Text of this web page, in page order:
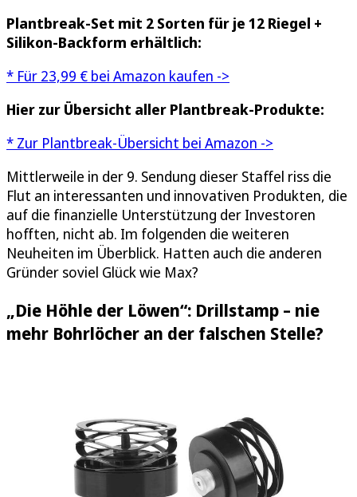
Plantbreak-Set mit 2 Sorten für je 12 Riegel +
Silikon-Backform erhältlich:
* Für 23,99 € bei Amazon kaufen ->
Hier zur Übersicht aller Plantbreak-Produkte:
* Zur Plantbreak-Übersicht bei Amazon ->
Mittlerweile in der 9. Sendung dieser Staffel riss die
Flut an interessanten und innovativen Produkten, die
auf die finanzielle Unterstützung der Investoren
hofften, nicht ab. Im folgenden die weiteren
Neuheiten im Überblick. Hatten auch die anderen
Gründer soviel Glück wie Max?
„Die Höhle der Löwen“: Drillstamp – nie
mehr Bohrlöcher an der falschen Stelle?